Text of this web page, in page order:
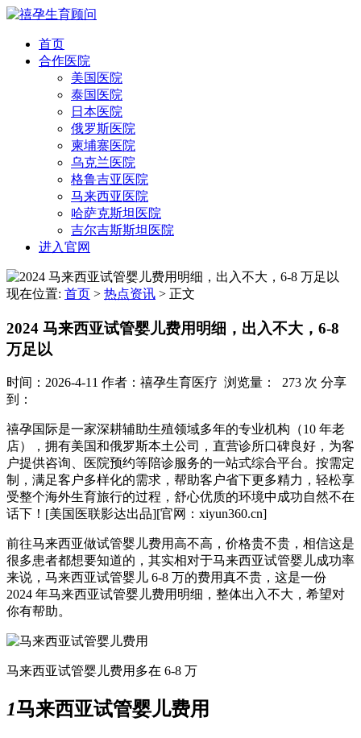
首页
合作医院
美国医院
泰国医院
日本医院
俄罗斯医院
柬埔寨医院
乌克兰医院
格鲁吉亚医院
马来西亚医院
哈萨克斯坦医院
吉尔吉斯斯坦医院
进入官网
现在位置: 首页 > 热点资讯 > 正文
2024 马来西亚试管婴儿费用明细，出入不大，6-8
万足以
时间：2026-4-11 作者：禧孕生育医疗 浏览量： 273 次 分享
到：
禧孕国际是一家深耕辅助生殖领域多年的专业机构（10 年老
店），拥有美国和俄罗斯本土公司，直营诊所口碑良好，为客
户提供咨询、医院预约等陪诊服务的一站式综合平台。按需定
制，满足客户多样化的需求，帮助客户省下更多精力，轻松享
受整个海外生育旅行的过程，舒心优质的环境中成功自然不在
话下！[美国医联影达出品][官网：xiyun360.cn]
前往马来西亚做试管婴儿费用高不高，价格贵不贵，相信这是
很多患者都想要知道的，其实相对于马来西亚试管婴儿成功率
来说，马来西亚试管婴儿 6-8 万的费用真不贵，这是一份
2024 年马来西亚试管婴儿费用明细，整体出入不大，希望对
你有帮助。
马来西亚试管婴儿费用多在 6-8 万
1马来西亚试管婴儿费用